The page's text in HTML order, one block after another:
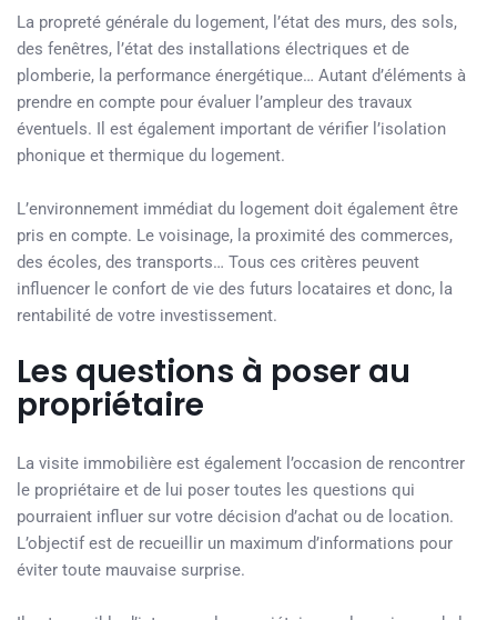
La propreté générale du logement, l’état des murs, des sols,
des fenêtres, l’état des installations électriques et de
plomberie, la performance énergétique… Autant d’éléments à
prendre en compte pour évaluer l’ampleur des travaux
éventuels. Il est également important de vérifier l’isolation
phonique et thermique du logement.
L’environnement immédiat du logement doit également être
pris en compte. Le voisinage, la proximité des commerces,
des écoles, des transports… Tous ces critères peuvent
influencer le confort de vie des futurs locataires et donc, la
rentabilité de votre investissement.
Les questions à poser au
propriétaire
La visite immobilière est également l’occasion de rencontrer
le propriétaire et de lui poser toutes les questions qui
pourraient influer sur votre décision d’achat ou de location.
L’objectif est de recueillir un maximum d’informations pour
éviter toute mauvaise surprise.